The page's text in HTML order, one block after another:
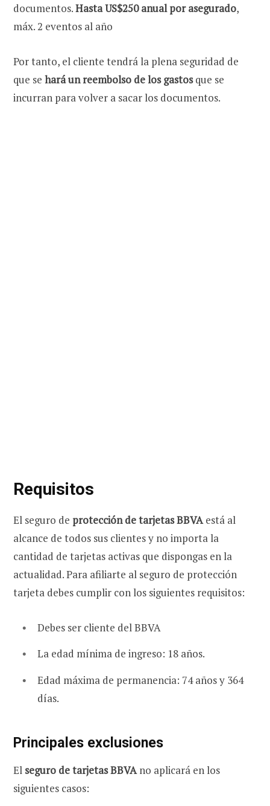
documentos.Hasta US$250 anual por asegurado,
máx. 2 eventos al año
Por tanto, el cliente tendrá la plena seguridad de
que se hará un reembolso de los gastosque se
incurran para volver a sacar los documentos.
Requisitos
El seguro de protección de tarjetas BBVA está al
alcance de todos sus clientes y no importa la
cantidad de tarjetas activas que dispongas en la
actualidad. Para afiliarte al seguro de protección
tarjeta debes cumplir con los siguientes requisitos:
Debes ser cliente del BBVA
La edad mínima de ingreso: 18 años.
Edad máxima de permanencia: 74 años y 364
días.
Principales exclusiones
El seguro de tarjetas BBVAno aplicará en los
siguientes casos: